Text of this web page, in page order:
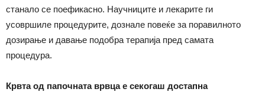
станало се поефикасно. Научниците и лекарите ги
усовршиле процедурите, дознале повеќе за поравилното
дозирање и давање подобра терапија пред самата
процедура.
Крвта од папочната врвца е секогаш достапна